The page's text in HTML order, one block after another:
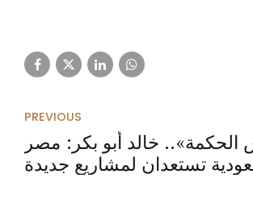
PREVIOUS
الحكمة».. خالد أبو بكر: مصر
تستعدان لمشاريع جديدة